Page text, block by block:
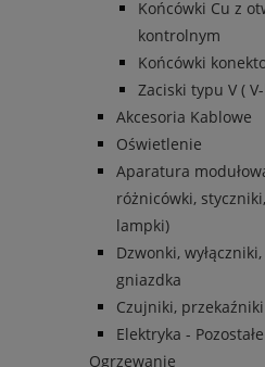
Końcówki Cu z
kontrolnym
Końcówki
Zaciski typu V (
Akcesoria Kablowe
Oświetlenie
Aparatura
różnicówki,
lampki)
Dzwonki,
gniazdka
Czujniki, przekaźniki
Elektryka - Pozostałe
Ogrzewanie